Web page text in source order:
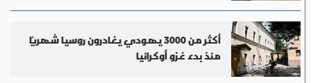
أكثر من 3000 يهودي يغادرون روسيا شهريًا
منذ بدء غزو أوكرانيا